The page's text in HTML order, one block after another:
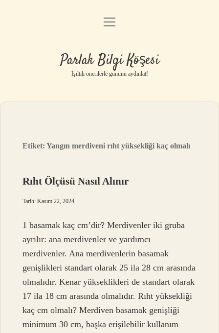
Anasayfa
Yasal Uyarı
menüyü
Parlak Bilgi Köşesi
Işıltılı önerilerle gününü aydınlat!
Etiket:Yangın merdiveni rıht yüksekliği kaç olmalı
Rıht Ölçüsü Nasıl Alınır
Tarih: Kasım 22, 2024
1 basamak kaç cm’dir? Merdivenler iki gruba
ayrılır: ana merdivenler ve yardımcı
merdivenler. Ana merdivenlerin basamak
genişlikleri standart olarak 25 ila 28 cm arasında
olmalıdır. Kenar yükseklikleri de standart olarak
17 ila 18 cm arasında olmalıdır. Rıht yüksekliği
kaç cm olmalı? Merdiven basamak genişliği
minimum 30 cm, başka erişilebilir kullanım